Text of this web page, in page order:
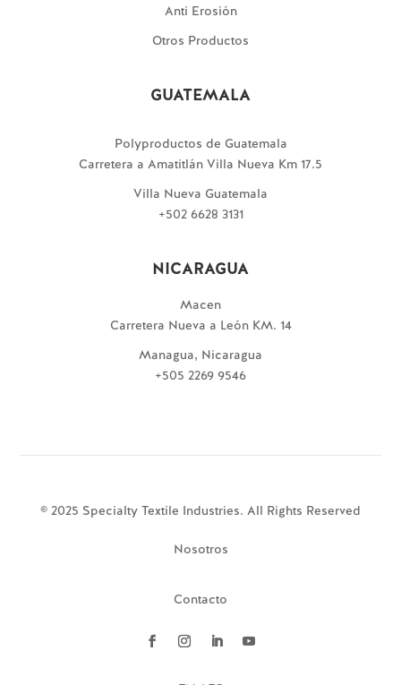
Anti Erosión
Otros Productos
GUATEMALA
Polyproductos de Guatemala
Carretera a Amatitlán Villa Nueva Km 17.5
Villa Nueva Guatemala
+502 6628 3131
NICARAGUA
Macen
Carretera Nueva a León KM. 14
Managua, Nicaragua
+505 2269 9546
© 2025 Specialty Textile Industries. All Rights Reserved
Nosotros
Contacto